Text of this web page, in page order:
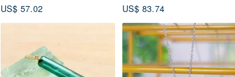
US$ 57.02
US$ 83.74